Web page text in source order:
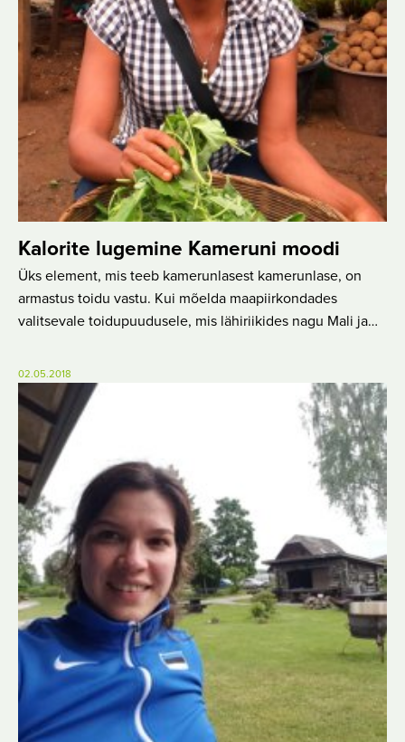
Kalorite lugemine Kameruni moodi
Üks element, mis teeb kamerunlasest kamerunlase, on
armastus toidu vastu. Kui mõelda maapiirkondades
valitsevale toidupuudusele, mis lähiriikides nagu Mali ja…
02.05.2018